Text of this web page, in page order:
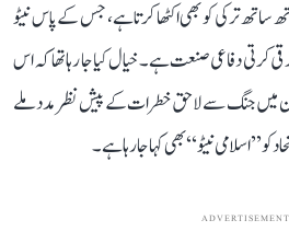
ترکی کو بھی اکٹھا کرتا ہے، جس کے پاس نیٹو
کرتی دفاعی صنعت ہے۔ خیال کیا جا رہا تھا کہ اس
جنگ سے لاحق خطرات کے پیش نظر مدد ملے
’’اسلامی نیٹو‘‘ بھی کہا جا رہا ہے۔
ADVERTISEMENT